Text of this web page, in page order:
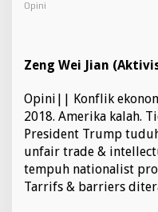
T
I
Opini
Zeng Wei Jian
Opini|| Konflik
2018. Amerika kalah.
President Trump
unfair trade &
tempuh nationalist
Tarrifs & barriers